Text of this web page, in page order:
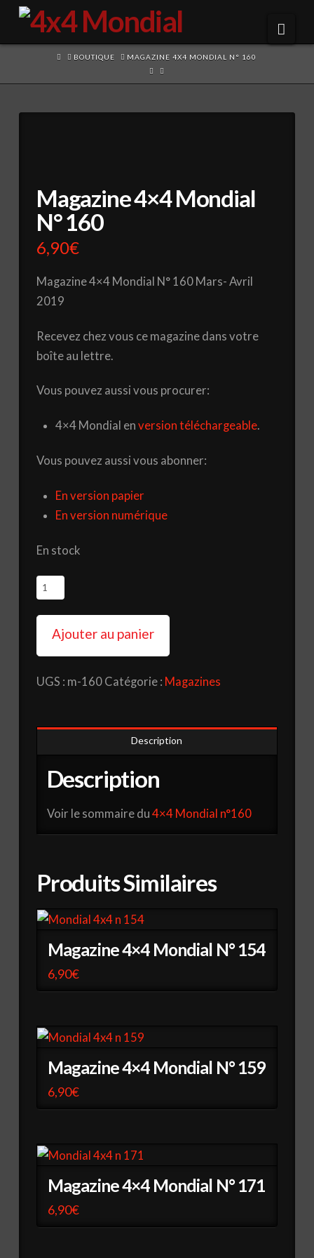
HOMEBOUTIQUE MAGAZINE 4X4 MONDIAL N° 160
Magazine 4×4 Mondial
N° 160
6,90€
Magazine 4×4 Mondial N° 160 Mars- Avril
2019
Recevez chez vous ce magazine dans votre
boîte au lettre.
Vous pouvez aussi vous procurer:
4×4 Mondial enversion téléchargeable.
Vous pouvez aussi vous abonner:
En version papier
En version numérique
En stock
quantité
de
4x4
N°
Ajouter au panier
UGS : m-160 Catégorie : Magazines
Description
Description
Voir le sommaire du 4×4 Mondial n°160
Produits Similaires
Magazine 4×4 Mondial N° 154
6,90€
Magazine 4×4 Mondial N° 159
6,90€
Magazine 4×4 Mondial N° 171
6,90€